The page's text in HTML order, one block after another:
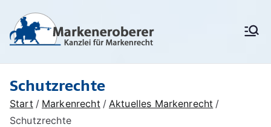
Inhalt
springen
Markenanm
eldung,
tz,
Markenrecht,
Unionsmarken (EU-
Marken) und IR-Marken
Schutzrechte
Start Markenrecht
Aktuelles Markenrecht
Schutzrechte